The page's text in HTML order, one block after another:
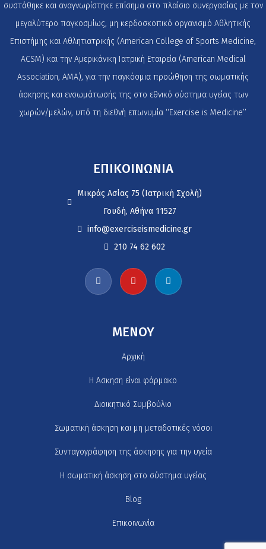
συστάθηκε και αναγνωρίστηκε επίσημα στο πλαίσιο συνεργασίας με τον
μεγαλύτερο παγκοσμίως, μη κερδοσκοπικό οργανισμό Αθλητικής
Επιστήμης και Αθλητιατρικής (American College of Sports Medicine,
ACSM) και την Αμερικάνικη Ιατρική Εταιρεία (American Medical
Association, AMA), για την παγκόσμια προώθηση της σωματικής
άσκησης και ενσωμάτωσής της στο εθνικό σύστημα υγείας των
χωρών/μελών, υπό τη διεθνή επωνυμία ‘‘Exercise is Medicine’’
ΕΠΙΚΟΙΝΩΝΙΑ
Μικράς Ασίας 75 (Ιατρική Σχολή)
Γουδή, Αθήνα 11527
info@exerciseismedicine.gr
210 74 62 602
MENOY
Αρχική
H Άσκηση είναι φάρμακο
Διοικητικό Συμβούλιο
Σωματική άσκηση και μη μεταδοτικές νόσοι
Συνταγογράφηση της άσκησης για την υγεία
Η σωματική άσκηση στο σύστημα υγείας
Blog
Επικοινωνία